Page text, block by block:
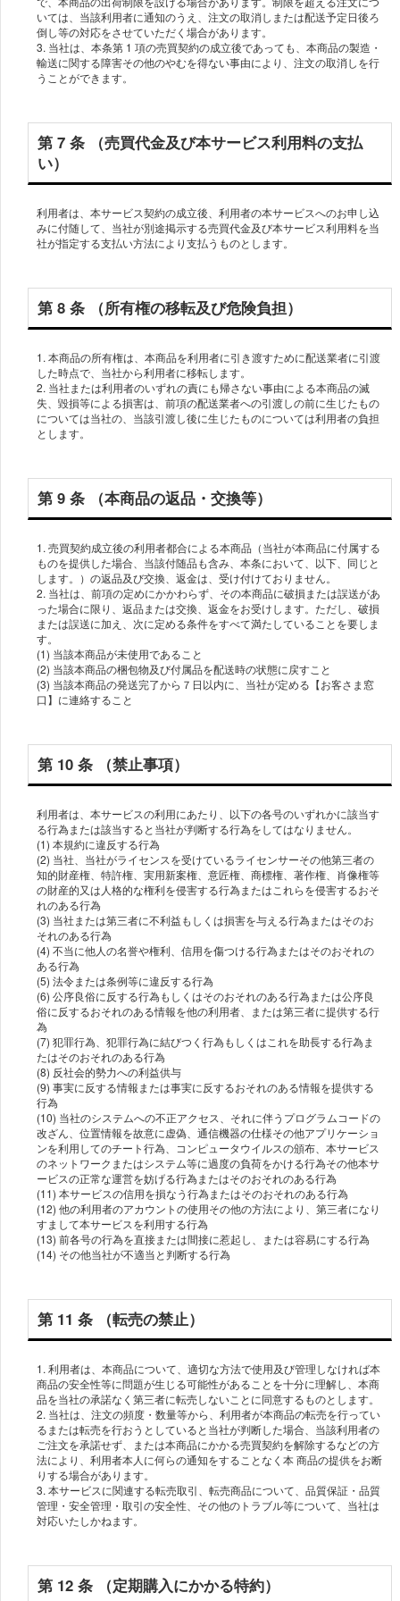
いては、当該利⽤者に通知のうえ、注⽂の取消しまたは配送予定⽇後ろ
倒し等の対応をさせていただく場合があります。
3. 当社は、本条第 1 項の売買契約の成⽴後であっても、本商品の製造・
輸送に関する障害その他のやむを得ない事由により、注⽂の取消しを⾏
第 7 条 （売買代⾦及び本サービス利⽤料の⽀払
い）
利⽤者は、本サービス契約の成⽴後、利⽤者の本サービスへのお申し込
みに付随して、当社が別途掲⽰する売買代⾦及び本サービス利⽤料を当
第 8 条 （所有権の移転及び危険負担）
1. 本商品の所有権は、本商品を利⽤者に引き渡すために配送業者に引渡
した時点で、当社から利⽤者に移転します。
2. 当社または利⽤者のいずれの責にも帰さない事由による本商品の滅
失、毀損等による損害は、前項の配送業者への引渡しの前に⽣じたもの
については当社の、当該引渡し後に⽣じたものについては利⽤者の負担
第 9 条 （本商品の返品・交換等）
1. 売買契約成⽴後の利⽤者都合による本商品（当社が本商品に付属する
ものを提供した場合、当該付随品も含み、本条において、以下、同じと
します。）の返品及び交換、返⾦は、受け付けておりません。
2. 当社は、前項の定めにかかわらず、その本商品に破損または誤送があ
った場合に限り、返品または交換、返⾦をお受けします。ただし、破損
または誤送に加え、次に定める条件をすべて満たしていることを要しま
す。
(1) 当該本商品が未使⽤であること
(2) 当該本商品の梱包物及び付属品を配送時の状態に戻すこと
(3) 当該本商品の発送完了から７⽇以内に、当社が定める【お客さま窓
第 10 条 （禁⽌事項）
利⽤者は、本サービスの利⽤にあたり、以下の各号のいずれかに該当す
る⾏為または該当すると当社が判断する⾏為をしてはなりません。
(1) 本規約に違反する⾏為
(2) 当社、当社がライセンスを受けているライセンサーその他第三者の
知的財産権、特許権、実⽤新案権、意匠権、商標権、著作権、肖像権等
の財産的⼜は⼈格的な権利を侵害する⾏為またはこれらを侵害するおそ
れのある⾏為
(3) 当社または第三者に不利益もしくは損害を与える⾏為またはそのお
それのある⾏為
(4) 不当に他⼈の名誉や権利、信⽤を傷つける⾏為またはそのおそれの
ある⾏為
(5) 法令または条例等に違反する⾏為
(6) 公序良俗に反する⾏為もしくはそのおそれのある⾏為または公序良
俗に反するおそれのある情報を他の利⽤者、または第三者に提供する⾏
為
(7) 犯罪⾏為、犯罪⾏為に結びつく⾏為もしくはこれを助⻑する⾏為ま
たはそのおそれのある⾏為
(8) 反社会的勢⼒への利益供与
(9) 事実に反する情報または事実に反するおそれのある情報を提供する
⾏為
(10) 当社のシステムへの不正アクセス、それに伴うプログラムコードの
改ざん、位置情報を故意に虚偽、通信機器の仕様その他アプリケーショ
ンを利⽤してのチート⾏為、コンピュータウイルスの頒布、本サービス
のネットワークまたはシステム等に過度の負荷をかける⾏為その他本サ
ービスの正常な運営を妨げる⾏為またはそのおそれのある⾏為
(11) 本サービスの信⽤を損なう⾏為またはそのおそれのある⾏為
(12) 他の利⽤者のアカウントの使⽤その他の⽅法により、第三者になり
すまして本サービスを利⽤する⾏為
(13) 前各号の⾏為を直接または間接に惹起し、または容易にする⾏為
第 11 条 （転売の禁⽌）
1. 利⽤者は、本商品について、適切な⽅法で使⽤及び管理しなければ本
商品の安全性等に問題が⽣じる可能性があることを⼗分に理解し、本商
品を当社の承諾なく第三者に転売しないことに同意するものとします。
2. 当社は、注⽂の頻度・数量等から、利⽤者が本商品の転売を⾏ってい
るまたは転売を⾏おうとしていると当社が判断した場合、当該利⽤者の
ご注⽂を承諾せず、または本商品にかかる売買契約を解除するなどの⽅
法により、利⽤者本⼈に何らの通知をすることなく本 商品の提供をお断
りする場合があります。
3. 本サービスに関連する転売取引、転売商品について、品質保証・品質
管理・安全管理・取引の安全性、その他のトラブル等について、当社は
第 12 条 （定期購⼊にかかる特約）